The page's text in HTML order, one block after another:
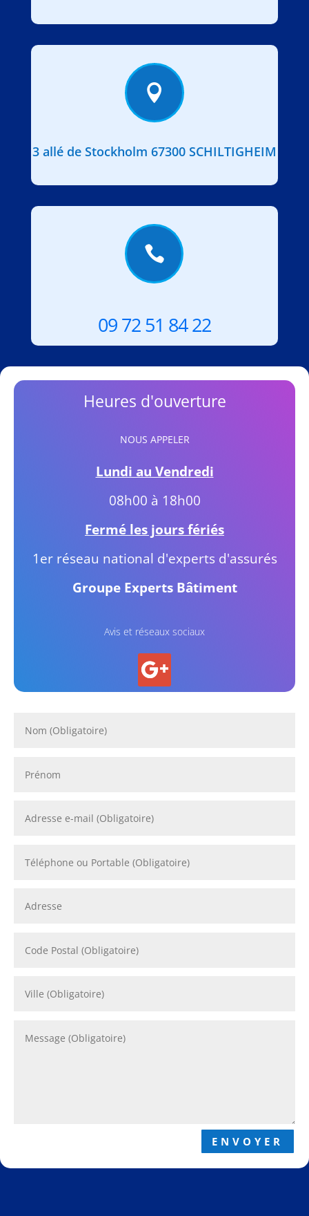

3 allé de Stockholm 67300 SCHILTIGHEIM

09 72 51 84 22
Heures d'ouverture
NOUS APPELER
Lundi au Vendredi
08h00 à 18h00
Fermé les jours fériés
1er réseau national d'experts d'assurés
Groupe Experts Bâtiment
Avis et réseaux sociaux
ENVOYER